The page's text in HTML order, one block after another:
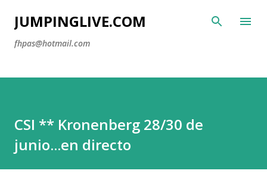
Ir al contenido principal
JUMPINGLIVE.COM
fhpas@hotmail.com
CSI ** Kronenberg 28/30 de
junio...en directo